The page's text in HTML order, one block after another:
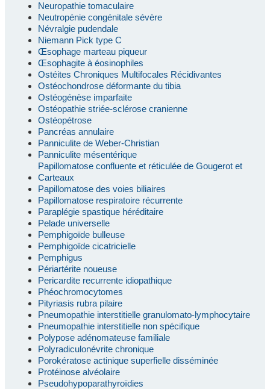
Neuropathie tomaculaire
Neutropénie congénitale sévère
Névralgie pudendale
Niemann Pick type C
Œsophage marteau piqueur
Œsophagite à éosinophiles
Ostéites Chroniques Multifocales Récidivantes
Ostéochondrose déformante du tibia
Ostéogénèse imparfaite
Ostéopathie striée-sclérose cranienne
Ostéopétrose
Pancréas annulaire
Panniculite de Weber-Christian
Panniculite mésentérique
Papillomatose confluente et réticulée de Gougerot et
Carteaux
Papillomatose des voies biliaires
Papillomatose respiratoire récurrente
Paraplégie spastique héréditaire
Pelade universelle
Pemphigoïde bulleuse
Pemphigoïde cicatricielle
Pemphigus
Périartérite noueuse
Pericardite recurrente idiopathique
Phéochromocytomes
Pityriasis rubra pilaire
Pneumopathie interstitielle granulomato-lymphocytaire
Pneumopathie interstitielle non spécifique
Polypose adénomateuse familiale
Polyradiculonévrite chronique
Porokératose actinique superfielle disséminée
Protéinose alvéolaire
Pseudohypoparathyroïdies